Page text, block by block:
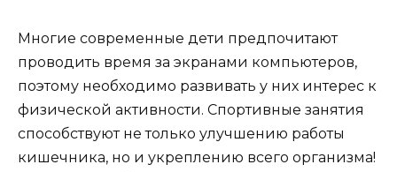
Многие современные дети предпочитают
проводить время за экранами компьютеров,
поэтому необходимо развивать у них интерес к
физической активности. Спортивные занятия
способствуют не только улучшению работы
кишечника, но и укреплению всего организма!